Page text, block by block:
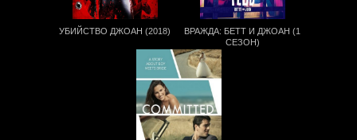
УБИЙСТВО ДЖОАН (2018)
ВРАЖДА: БЕТТ И ДЖОАН (1
СЕЗОН)